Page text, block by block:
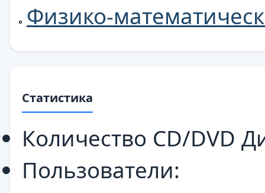
Физико-
Статистика
Количество CD/DVD
Пользователи: